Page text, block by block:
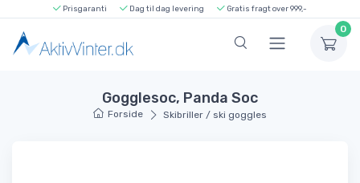
Prisgaranti Dag til dag levering Gratis fragt over 999,-
0
Gogglesoc, Panda Soc
Forside Skibriller / ski goggles